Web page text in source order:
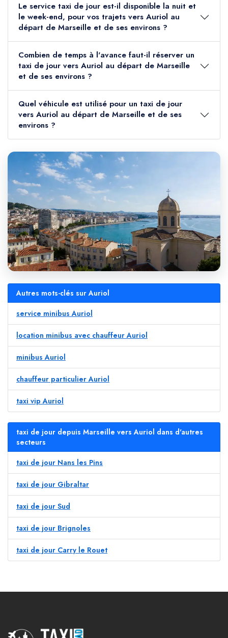
Le service taxi de jour est-il disponible la nuit et
le week-end, pour vos trajets vers Auriol au
départ de Marseille et de ses environs ?
Combien de temps à l'avance faut-il réserver un
taxi de jour vers Auriol au départ de Marseille
et de ses environs ?
Quel véhicule est utilisé pour un taxi de jour
vers Auriol au départ de Marseille et de ses
environs ?
Autres mots-clés sur Auriol
service minibus Auriol
location minibus avec chauffeur Auriol
minibus Auriol
chauffeur particulier Auriol
taxi vip Auriol
taxi de jour depuis Marseille vers Auriol dans d'autres
secteurs
taxi de jour Nans les Pins
taxi de jour Gibraltar
taxi de jour Sud
taxi de jour Brignoles
taxi de jour Carry le Rouet